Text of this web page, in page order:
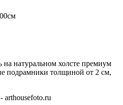
на натуральном холсте премиум
подрамники толщиной от 2 см,